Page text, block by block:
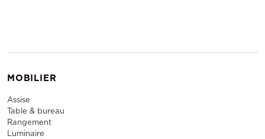
MOBILIER
Assise
Table & bureau
Rangement
Luminaire